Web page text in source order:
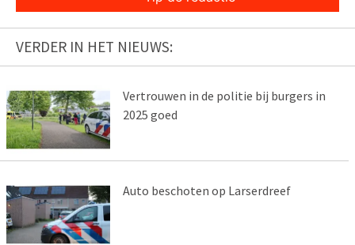
VERDER IN HET NIEUWS:
Vertrouwen in de politie bij burgers in
2025 goed
Auto beschoten op Larserdreef